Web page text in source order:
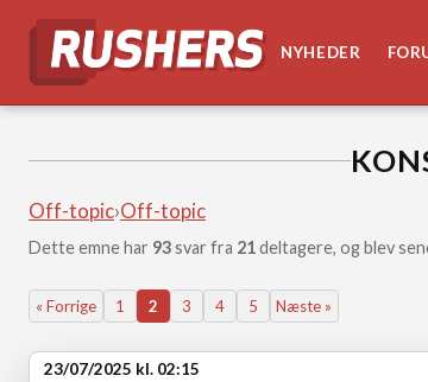
NYHEDER
Off-topic›Off-topic
Dette emne har 93svar fra 21deltagere, og blev
« Forrige 1 2 3 4 5 Næste »
23/07/2025 kl. 02:15